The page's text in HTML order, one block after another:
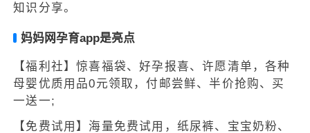
知识分享。
妈妈网孕育app是亮点
【福利社】惊喜福袋、好孕报喜、许愿清单，各种
母婴优质用品0元领取，付邮尝鲜、半价抢购、买
一送一;
【免费试用】海量免费试用，纸尿裤、宝宝奶粉、